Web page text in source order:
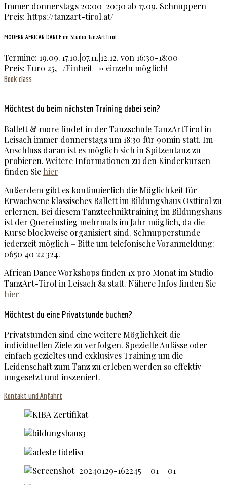
Immer donnerstags 20:00-20:30 ab 17.09. Schnuppern
Preis: https://tanzart-tirol.at/
MODERN AFRICAN DANCE im Studio TanzArtTirol
Termine: 19.09.|17.10.|07.11.|12.12. von 16:30-18:00
Preis: Euro 25,- /Einheit --> einzeln möglich!
Book class
Möchtest du beim nächsten Training dabei sein?
Ballett & more findet in der Tanzschule TanzArtTirol in
Leisach immer donnerstags um 18:30 für 90min statt. Im
Anschluss daran ist es möglich sich in Spitzentanz zu
probieren. Weitere Informationen zu den Kinderkursen
finden Sie hier
Außerdem gibt es kontinuierlich die Möglichkeit für
Erwachsene klassisches Ballett im Bildungshaus Osttirol zu
erlernen. Bei diesem Tanztechniktraining im Bildungshaus
ist der Quereinstieg mehrmals im Jahr möglich, da die
Kurse blockweise organisiert sind. Schnupperstunde
jederzeit möglich – Bitte um telefonische Voranmeldung:
0650 40 22 324.
African Dance Workshops finden 1x pro Monat im Studio
TanzArt-Tirol in Leisach 8a statt. Nähere Infos finden Sie
hier
Möchtest du eine Privatstunde buchen?
Privatstunden sind eine weitere Möglichkeit die
individuellen Ziele zu verfolgen. Spezielle Anlässe oder
einfach gezieltes und exklusives Training um die
Leidenschaft zum Tanz zu erleben werden so effektiv
umgesetzt und inszeniert.
Kontakt und Anfahrt